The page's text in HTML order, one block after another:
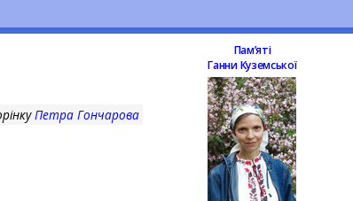
Петра Гончарова
Памʼяті
Ганни Куземської